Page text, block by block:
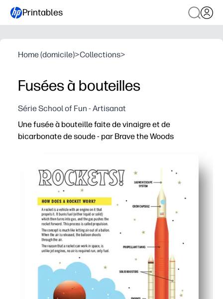
Printables
Home (domicile)>Collections>
Fusées à bouteilles
Série School of Fun - Artisanat
Une fusée à bouteille faite de vinaigre et de
bicarbonate de soude - par Brave the Woods